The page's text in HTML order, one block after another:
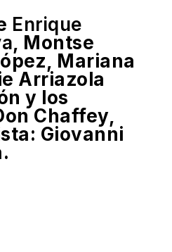
Enrique
, Montse
Mariana
Arriazola
y los
Chaffey,
Giovanni